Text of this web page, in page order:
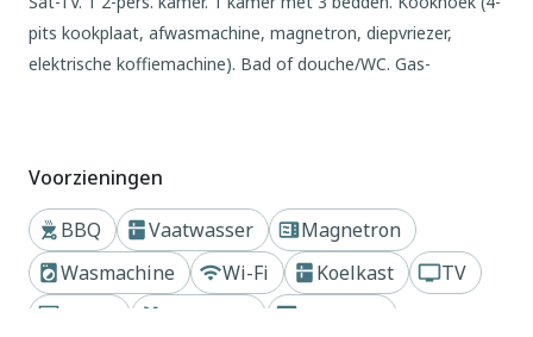
pits kookplaat, afwasmachine, magnetron, diepvriezer,
elektrische koffiemachine). Bad of douche/WC. Gas-
Maximaal 3 huisdieren/honden toegestaan. Sommige
appartementen hebben een vijfde bed in de woonkamer.
IT022229C2TLTFYB2T
Buiten
Voorzieningen
BBQ
Vaatwasser
Magnetron
Wasmachine
Wi-Fi Koelkast
TV